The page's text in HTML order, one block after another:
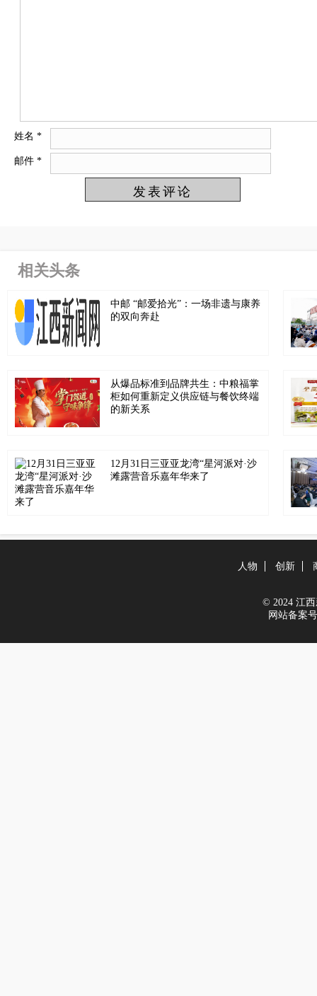
姓名 *
邮件 *
相关头条
中邮 “邮爱拾光”：一场非遗与康养
的双向奔赴
从爆品标准到品牌共生：中粮福掌
柜如何重新定义供应链与餐饮终端
的新关系
12月31日三亚亚龙湾“星河派对·沙
滩露营音乐嘉年华来了
人物 创新
© 2024 江西
网站备案